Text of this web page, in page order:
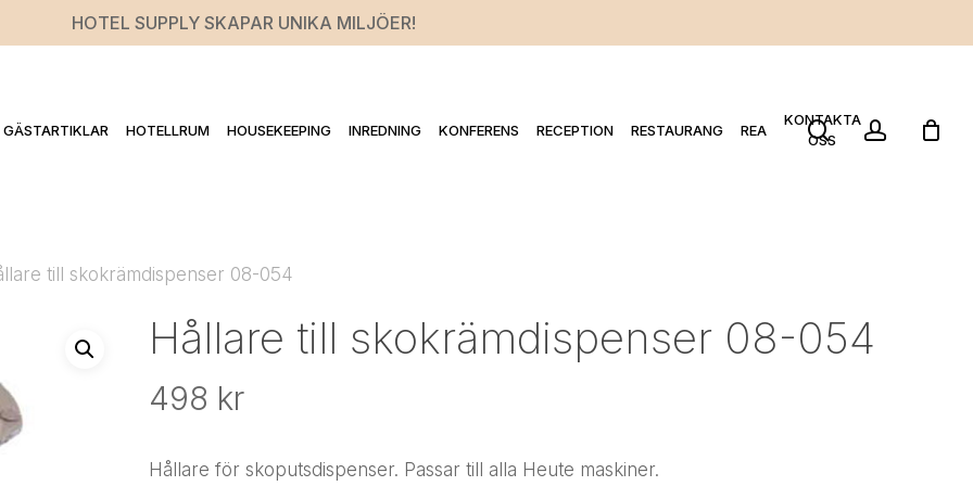
HOTEL SUPPLY SKAPAR UNIKA MILJÖER!
GÄSTARTIKLAR HOTELLRUM HOUSEKEEPING INREDNING KONFERENS RECEPTION RESTAURANG REA
KONTAKTA
OSSsearchaccount
till skokrämdispenser 08-054
Hållare till skokrämdispenser 08-054
498 kr
Hållare för skoputsdispenser. Passar till alla Heute maskiner.